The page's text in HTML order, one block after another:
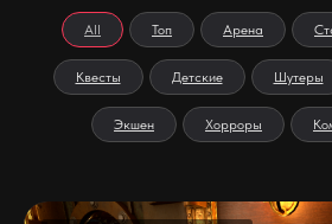
All Топ Арена
Квесты Детские Шутеры
Экшен Хорроры